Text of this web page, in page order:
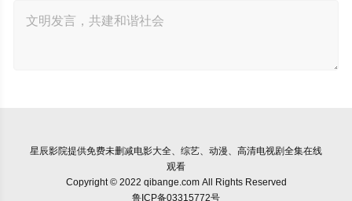
星辰影院提供免费未删减电影大全、综艺、动漫、高清电视剧全集在线
观看
Copyright © 2022 qibange.com All Rights Reserved
鲁ICP备03315772号